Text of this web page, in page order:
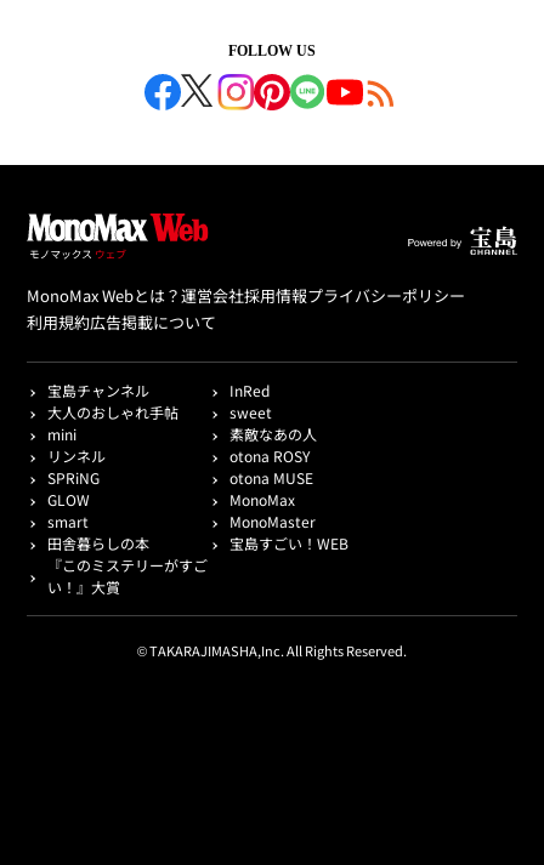
FOLLOW US
MonoMax Webとは？運営会社採用情報プライバシーポリシー
利用規約広告掲載について
宝島チャンネル
InRed
大人のおしゃれ手帖
sweet
mini
素敵なあの人
リンネル
otona ROSY
SPRiNG
otona MUSE
GLOW
MonoMax
smart
MonoMaster
田舎暮らしの本
宝島すごい！WEB
『このミステリーがすご
い！』大賞
© TAKARAJIMASHA,Inc. All Rights Reserved.